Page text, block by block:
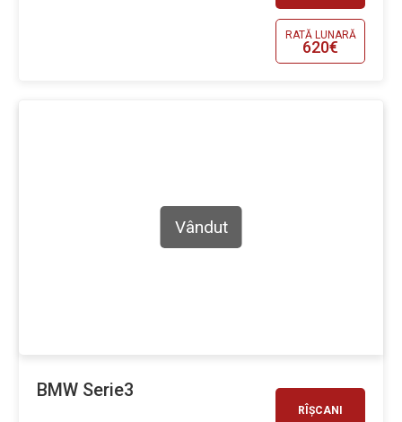
RATĂ LUNARĂ
620€
RÎȘCANI
Vândut
BMW Serie3